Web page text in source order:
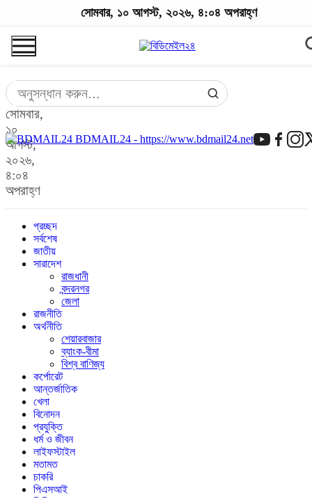
সোমবার,
১০
আগস্ট,
২০২৬,
৪:০৪
অপরাহ্ণ
BDMAIL24 - https://www.bdmail24.net
প্রচ্ছদ
সর্বশেষ
জাতীয়
সারাদেশ
রাজধানী
বন্দরনগর
জেলা
রাজনীতি
অর্থনীতি
শেয়ারবাজার
ব্যাংক-বীমা
বিশ্ব বাণিজ্য
কর্পোরেট
আন্তর্জাতিক
খেলা
বিনোদন
প্রযুক্তি
ধর্ম ও জীবন
লাইফস্টাইল
মতামত
চাকরি
পিএসআই
সোমবার, ১০ আগস্ট, ২০২৬, ৪:০৪ অপরাহ্ণ